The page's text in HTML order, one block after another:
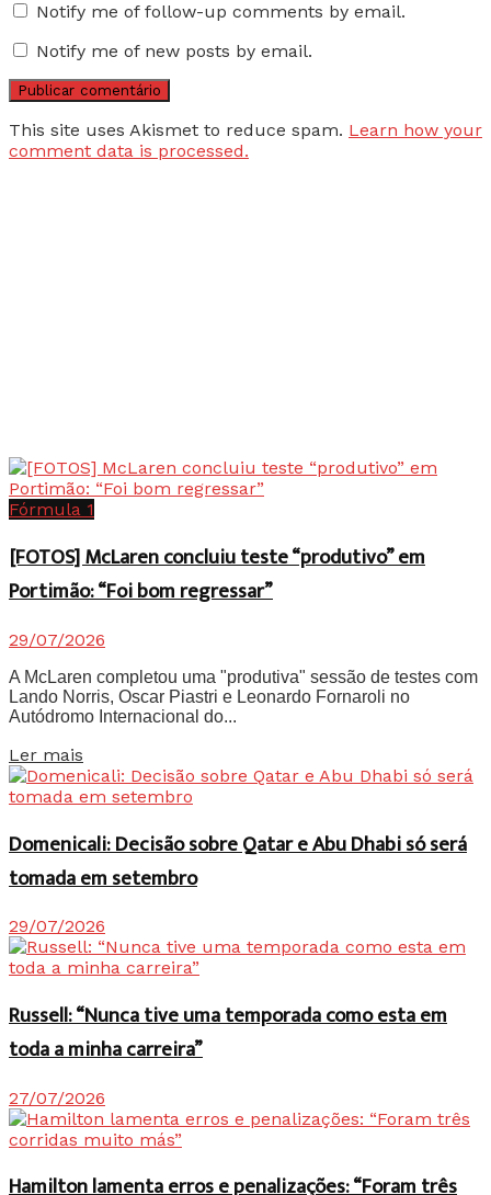
Notify me of follow-up comments by email.
Notify me of new posts by email.
This site uses Akismet to reduce spam. Learn how your
comment data is processed.
Fórmula 1
[FOTOS] McLaren concluiu teste “produtivo” em
Portimão: “Foi bom regressar”
29/07/2026
A McLaren completou uma "produtiva" sessão de testes com
Lando Norris, Oscar Piastri e Leonardo Fornaroli no
Autódromo Internacional do...
Ler mais
Domenicali: Decisão sobre Qatar e Abu Dhabi só será
tomada em setembro
29/07/2026
Russell: “Nunca tive uma temporada como esta em
toda a minha carreira”
27/07/2026
Hamilton lamenta erros e penalizações: “Foram três